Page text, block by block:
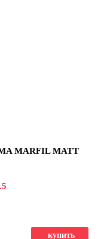
MARFIL MATT
купить